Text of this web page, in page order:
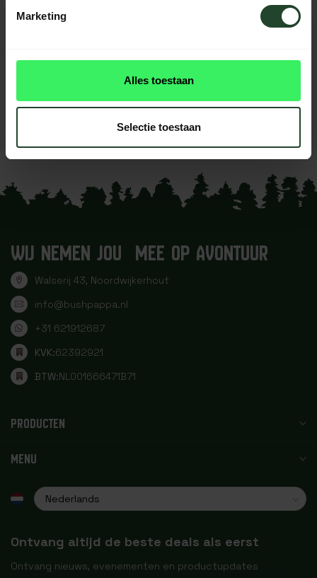
Marketing
Alles toestaan
Selectie toestaan
reviews
WIJ NEMEN JOU MEE OP AVONTUUR
Walserij 43, Noordwijkerhout
info@bushpappa.nl
+31 621912687
KVK:62392921
BTW:NL001666471B71
PRODUCTEN
MENU
Ontvang altijd de beste deals als eerst
Ontvang nieuws, evenementen en productupdates